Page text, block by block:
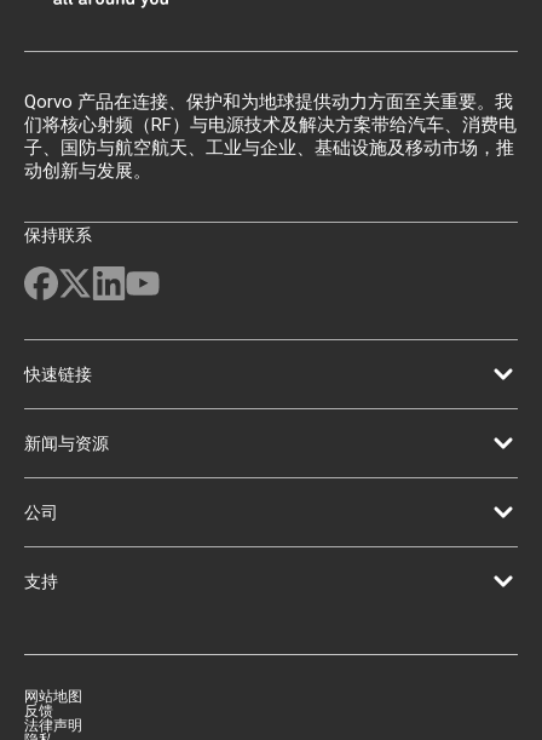
Qorvo 产品在连接、保护和为地球提供动力方面至关重要。我
们将核心射频（RF）与电源技术及解决方案带给汽车、消费电
子、国防与航空航天、工业与企业、基础设施及移动市场，推
动创新与发展。
保持联系
快速链接
新闻与资源
公司
支持
网站地图
反馈
法律声明